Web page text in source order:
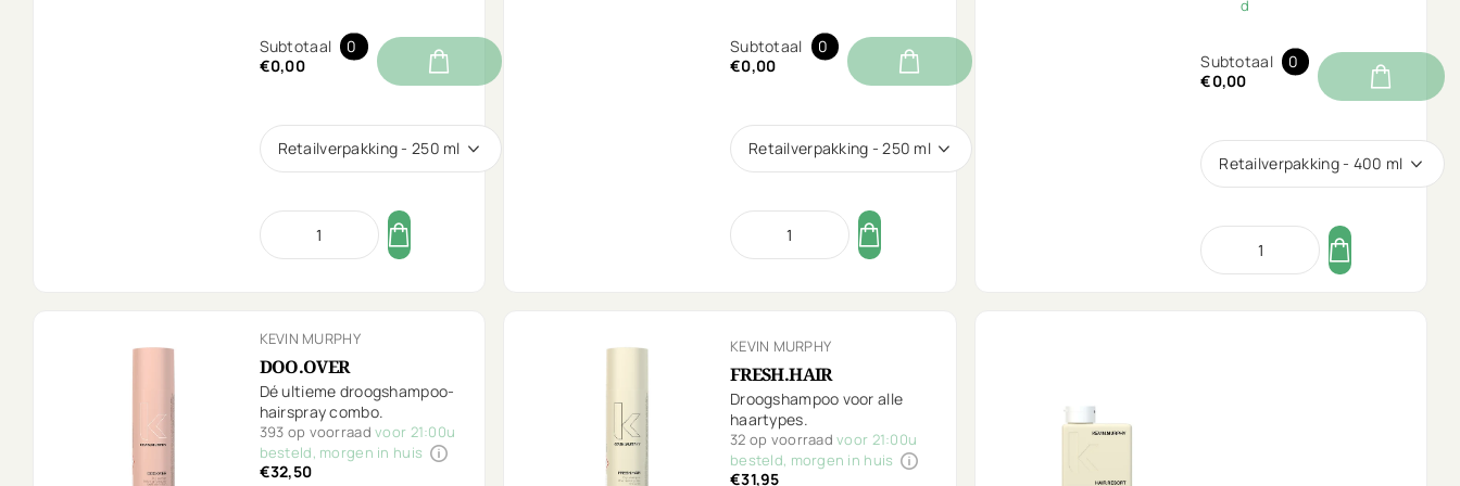
Subtotaal
0
€0,00
Retailverpakking - 250 ml
Subtotaal
0
€0,00
Retailverpakking - 250 ml
d
Subtotaal
0
€0,00
Retailverpakking - 400 ml
KEVIN MURPHY
DOO.OVER
Dé ultieme droogshampoo-
hairspray combo.
393 op voorraadvoor 21:00u
besteld, morgen in huis
€32,50
KEVIN MURPHY
FRESH.HAIR
Droogshampoo voor alle
haartypes.
32 op voorraadvoor 21:00u
besteld, morgen in huis
€31,95